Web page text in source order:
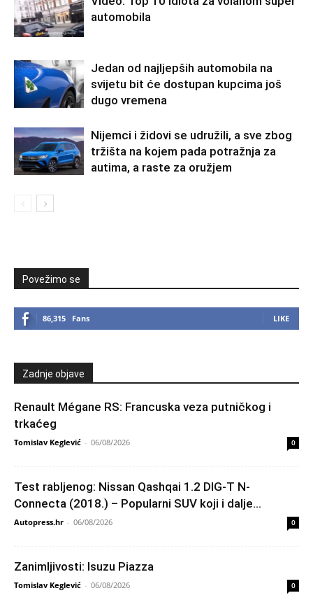
automobila
Jedan od najljepših automobila na
svijetu bit će dostupan kupcima još
dugo vremena
Nijemci i židovi se udružili, a sve zbog
tržišta na kojem pada potražnja za
autima, a raste za oružjem
Povežimo se
86,315 Fans LIKE
Zadnje objave
Renault Mégane RS: Francuska veza putničkog i
trkaćeg
Tomislav Keglević - 06/08/2026 0
Test rabljenog: Nissan Qashqai 1.2 DIG-T N-
Connecta (2018.) – Popularni SUV koji i dalje...
Autopress.hr - 06/08/2026 0
Zanimljivosti: Isuzu Piazza
Tomislav Keglević - 06/08/2026 0